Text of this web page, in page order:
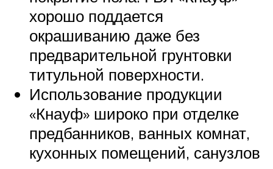
хорошо поддается
окрашиванию даже без
предварительной грунтовки
титульной поверхности.
Использование продукции
«Кнауф» широко при отделке
предбанников, ванных комнат,
кухонных помещений, санузлов